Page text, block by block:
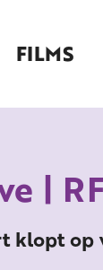
FILMS
|
klopt op